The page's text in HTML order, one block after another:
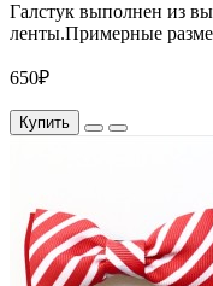
Галстук выполнен из
ленты.Примерные
650₽
Купить